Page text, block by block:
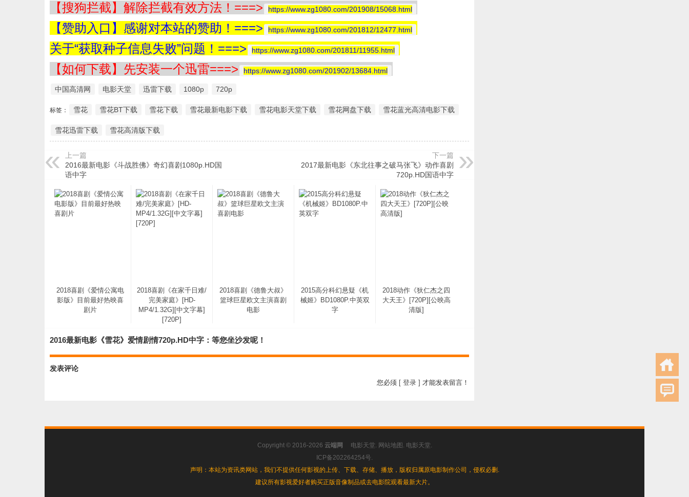
【搜狗拦截】解除拦截有效方法！===> https://www.zg1080.com/201908/15068.html
【赞助入口】感谢对本站的赞助！===> https://www.zg1080.com/201812/12477.html
关于“获取种子信息失败”问题！===> https://www.zg1080.com/201811/11955.html
【如何下载】先安装一个迅雷===> https://www.zg1080.com/201902/13684.html
中国高清网 电影天堂 迅雷下载 1080p 720p
标签： 雪花 雪花BT下载 雪花下载 雪花最新电影下载 雪花电影天堂下载 雪花网盘下载 雪花蓝光高清电影下载
雪花迅雷下载 雪花高清版下载
上一篇
2016最新电影《斗战胜佛》奇幻喜剧1080p.HD国
语中字
下一篇
2017最新电影《东北往事之破马张飞》动作喜剧
720p.HD国语中字
2018喜剧《爱情公寓电
影版》目前最好热映喜
剧片
2018喜剧《在家千日难/
完美家庭》[HD-
MP4/1.32G][中文字幕]
[720P]
2018喜剧《德鲁大叔》
篮球巨星欧文主演喜剧
电影
2015高分科幻悬疑《机
械姬》BD1080P.中英双
字
2018动作《狄仁杰之四
大天王》[720P][公映高
清版]
2018爱情灾难《惊涛飓
2016最新电影《雪花》爱情剧情720p.HD中字：等您坐沙发呢！
发表评论
您必须 [ 登录 ] 才能发表留言！
Copyright © 2016-2026 云端网 电影天堂. 网站地图 . 电影天堂.
ICP备202264254号.
声明：本站为资讯类网站，我们不提供任何影视的上传、下载、存储、播放，版权归属原电影制作公司，侵权必删.
建议所有影视爱好者购买正版音像制品或去电影院观看最新大片。